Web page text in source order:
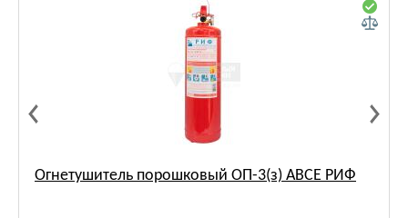
Огнетушитель порошковый ОП-3(з) АВСЕ РИФ